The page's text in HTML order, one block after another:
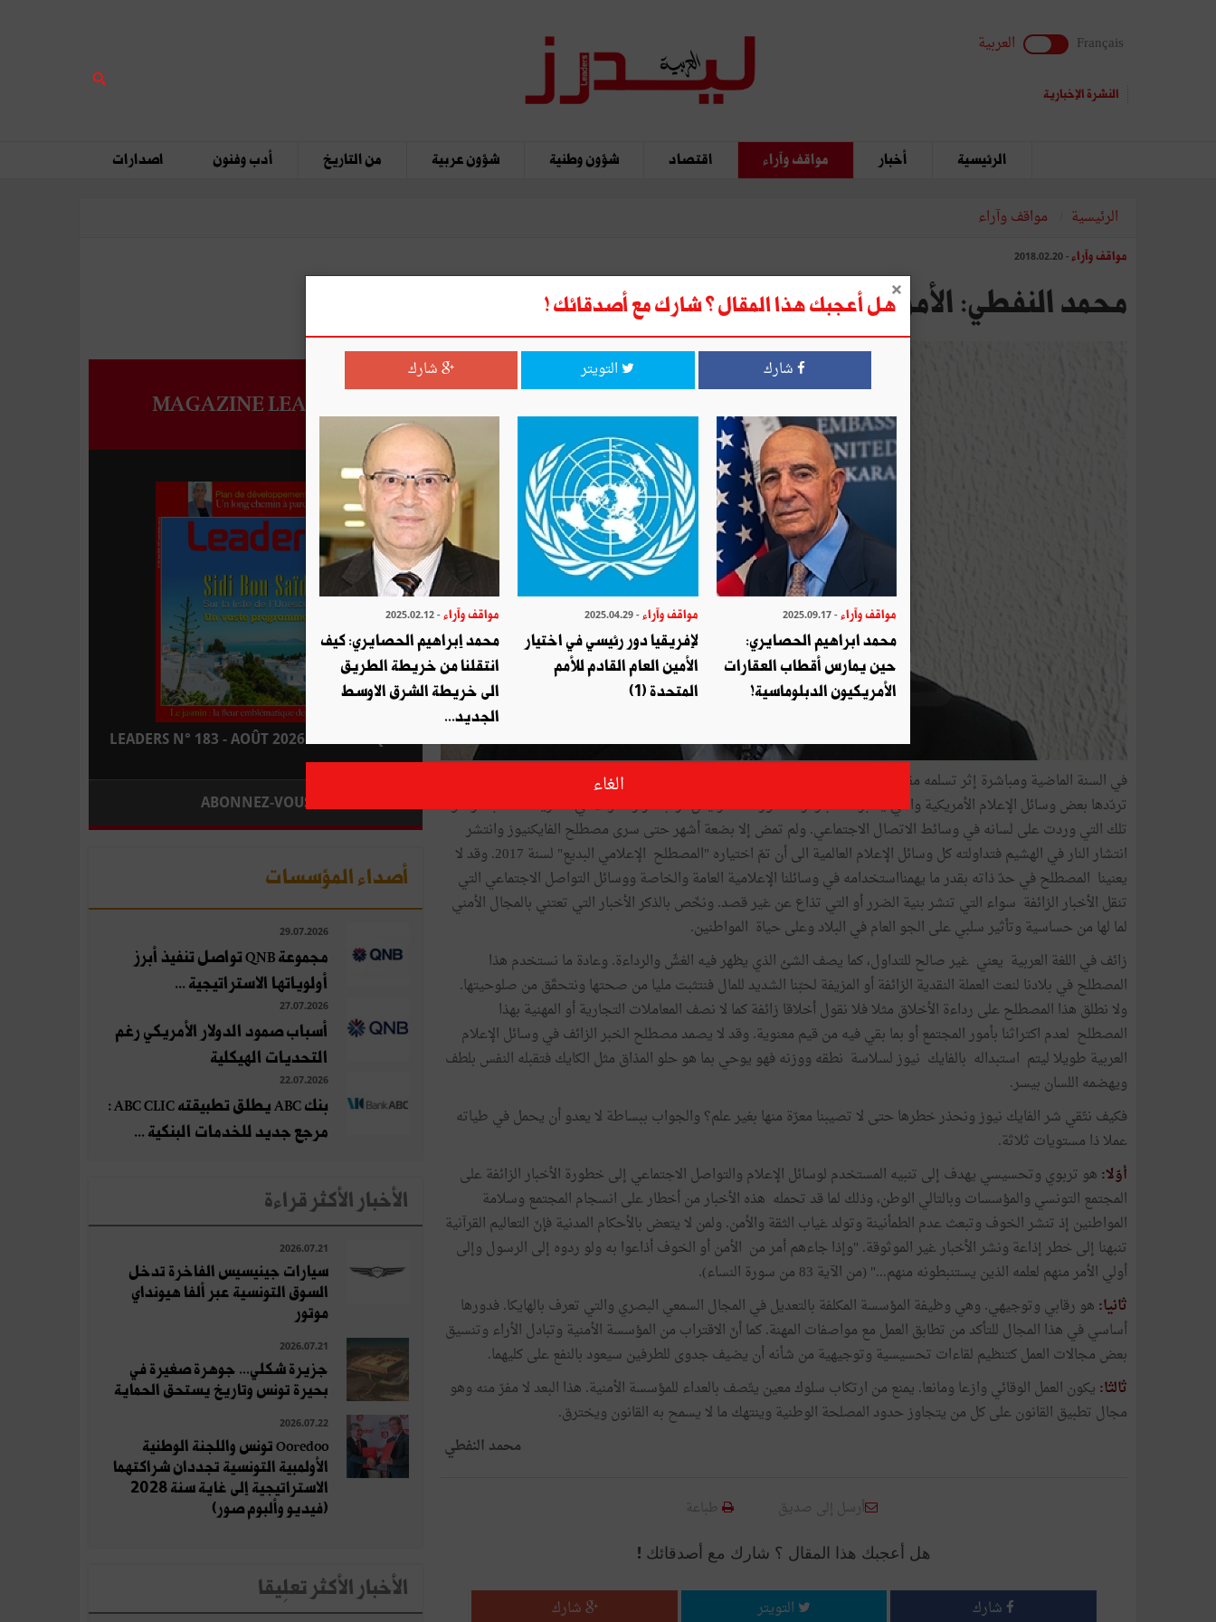
Français العربية
النشرة الإخبارية
الرئيسية أخبار مواقف وآراء اقتصاد شؤون وطنية شؤون عربية من التاريخ أدب وفنون اصدارات
الرئيسية مواقف وآراء
مواقف وآراء - 2018.02.20
محمد النفطي: الأمن والفايك نيوز
في السنة الماضية ومباشرة إثر تسلمه مقاليد البيت الأبيض نطق الرئيس الأمريكي كلمة " فايك نيوز" لينعت بها الأخبار التي
تردّدها بعض وسائل الإعلام الأمريكية والتي يعتبرها أخبارا زائفة. وردّدها الرئيس تراب مرارا سواء في تصريحاته المباشرة أو
تلك التي وردت على لسانه في وسائط الاتصال الاجتماعي. ولم تمض إلا بضعة أشهر حتى سرى مصطلح الفايكنيوز وانتشر
انتشار النار في الهشيم فتداولته كل وسائل الإعلام العالمية الى أن تمّ اختياره "المصطلح الإعلامي البديع" لسنة 2017. وقد لا
يعنينا المصطلح في حدّ ذاته بقدر ما يهمنااستخدامه في وسائلنا الإعلامية العامة والخاصة ووسائل التواصل الاجتماعي التي
تنقل الأخبار الزائفة سواء التي تنشر بنية الضرر أو التي تذاع عن غير قصد. ونخّص بالذكر الأخبار التي تعتني بالمجال الأمني
لما لها من حساسية وتأثير سلبي على الجو العام في البلاد وعلى حياة المواطنين.
زائف في اللغة العربية يعني غير صالح للتداول، كما يصف الشئ الذي يظهر فيه الغشّ والرداءة. وعادة ما نستخدم هذا
المصطلح في بلادنا لنعت العملة النقدية الزائفة أو المزيفة لحبّنا الشديد للمال فنتثبت مليا من صحتها ونتحقّق من صلوحيتها.
ولا نطلق هذا المصطلح على رداءة الأخلاق مثلا فلا نقول أخلاقا زائفة كما لا نصف المعاملات التجارية أو المهنية بهذا
المصطلح لعدم اكتراثنا بأمور المجتمع أو بما بقي فيه من قيم معنوية. وقد لا يصمد مصطلح الخبر الزائف في وسائل الإعلام
العربية طويلا ليتم استبداله بالفايك نيوز لسلاسة نطقه ووزنه فهو يوحي بما هو حلو المذاق مثل الكايك فتقبله النفس بلطف
ويهضمه اللسان بيسر.
فكيف نتّقي شر الفايك نيوز ونحذر خطرها حتى لا تصيبنا معرّة منها بغير علم؟ والجواب ببساطة لا يعدو أن يحمل في طياته
عملا ذا مستويات ثلاثة.
أوّلا: هو تربوي وتحسيسي يهدف إلى تنبيه المستخدم لوسائل الإعلام والتواصل الاجتماعي إلى خطورة الأخبار الزائفة على
المجتمع التونسي والمؤسسات وبالتالي الوطن، وذلك لما قد تحمله هذه الأخبار من أخطار على انسجام المجتمع وسلامة
المواطنين إذ تنشر الخوف وتبعث عدم الطمأنينة وتولد غياب الثقة والأمن. ولمن لا يتعض بالأحكام المدنية فإنّ التعاليم القرآنية
تنبهنا إلى خطر إذاعة ونشر الأخبار غير الموثوقة. "وإذا جاءهم أمر من الأمن أو الخوف أذاعوا به ولو ردوه إلى الرسول وإلى
أولي الأمر منهم لعلمه الذين يستنبطونه منهم..." (من الآية 83 من سورة النساء).
ثانيا: هو رقابي وتوجيهي. وهي وظيفة المؤسسة المكلفة بالتعديل في المجال السمعي البصري والتي تعرف بالهايكا. فدورها
أساسي في هذا المجال للتأكد من تطابق العمل مع مواصفات المهنة. كما أنّ الاقتراب من المؤسسة الأمنية وتبادل الأراء وتنسيق
بعض مجالات العمل كتنظيم لقاءات تحسيسية وتوجيهية من شأنه أن يضيف جدوى للطرفين سيعود بالنفع على كليهما.
ثالثا: يكون العمل الوقائي وازعا ومانعا. يمنع من ارتكاب سلوك معين يتّصف بالعداء للمؤسسة الأمنية. هذا البعد لا مفرّ منه وهو
مجال تطبيق القانون على كل من يتجاوز حدود المصلحة الوطنية وينتهك ما لا يسمح به القانون ويخترق.
محمد النفطي
أرسل إلى صديق طباعة
هل أعجبك هذا المقال ؟ شارك مع أصدقائك !
شارك التويتر شارك
MAGAZINE LEADERS
LEADERS N° 183 - AOÛT 2026 : EN KIOSQUE
ABONNEZ-VOUS
أصداء المؤسسات
29.07.2026
مجموعة QNB تواصل تنفيذ أبرز
أولوياتها الاستراتيجية ...
27.07.2026
أسباب صمود الدولار الأمريكي رغم
التحديات الهيكلية
22.07.2026
بنك ABC يطلق تطبيقته ABC CLIC :
مرجع جديد للخدمات البنكية ...
الأخبار الأكثر قراءة
2026.07.21
سيارات جينيسيس الفاخرة تدخل
السوق التونسية عبر ألفا هيونداي
موتور
2026.07.21
جزيرة شكلي... جوهرة صغيرة في
بحيرة تونس وتاريخ يستحق الحماية
2026.07.22
Ooredoo تونس واللجنة الوطنية
الأولمبية التونسية تجددان شراكتهما
الاستراتيجية إلى غاية سنة 2028
(فيديو وألبوم صور)
الأخبار الأكثر تعلِيقا
هل أعجبك هذا المقال ؟ شارك مع أصدقائك !
شارك التويتر شارك
مواقف وآراء - 2025.09.17
محمد ابراهيم الحصايري:
حين يمارس أقطاب العقارات
الأمريكيون الدبلوماسية!
مواقف وآراء - 2025.04.29
لإفريقيا دور رئيسي في اختيار
الأمين العام القادم للأمم
المتحدة (1)
مواقف وآراء- 2025.02.12
محمد إبراهيم الحصايري: كيف
انتقلنا من خريطة الطريق
الى خريطة الشرق الاوسط
الجديد...
الغاء